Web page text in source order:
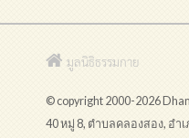
มูลนิธิธรรมกาย
© copyright 2000-2026
40 หมู่ 8, ตำบลคลองสอง, อำ